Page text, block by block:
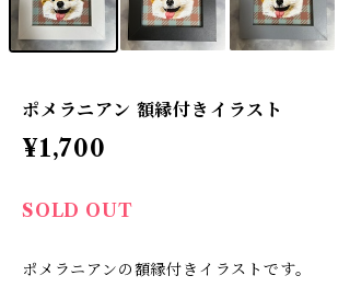
ポメラニアン 額縁付きイラスト
¥1,700
SOLD OUT
ポメラニアンの額縁付きイラストです。